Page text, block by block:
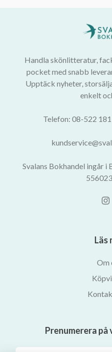
Handla skönlitteratur,
pocket med snabb
Upptäck nyheter,
enkelt
Telefon: 08-522
Svalans Bokhandel ingår
Läs
Om
Prenumerera